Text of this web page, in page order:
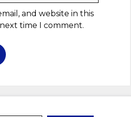
and website in this
time I comment.